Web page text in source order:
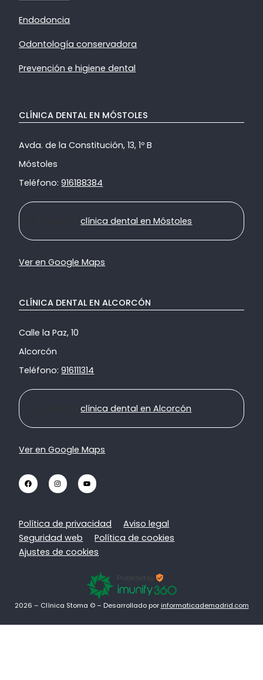
Endodoncia
Odontología conservadora
Prevención e higiene dental
CLÍNICA DENTAL EN MÓSTOLES
Avda. de la Constitución, 13, 1º B
Móstoles
Teléfono:916188384
Ir a nuestraclínica dental en Móstoles
Ver en Google Maps
CLÍNICA DENTAL EN ALCORCÓN
Calle la Paz, 10
Alcorcón
Teléfono:916111314
Ir a nuestraclínica dental en Alcorcón
Ver en Google Maps
Política de privacidad
Aviso legal
Seguridad web
Política de cookies
Ajustes de cookies
2026 – Clínica Stoma © – Desarrollado porinformaticademadrid.com